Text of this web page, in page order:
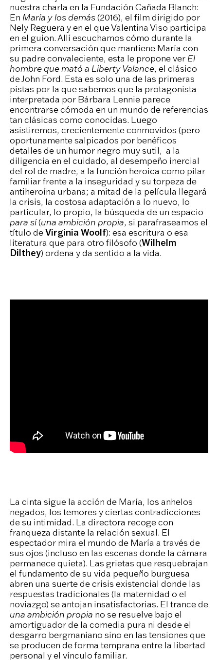
nuestra charla en la Fundación Cañada Blanch:
En María y los demás(2016), el film dirigido por
Nely Reguera y en el que Valentina Viso participa
en el guion. Allí escuchamos cómo durante la
primera conversación que mantiene María con
su padre convaleciente, esta le propone ver El
hombre que mató a Liberty Valance, el clásico
de John Ford. Esta es solo una de las primeras
pistas por la que sabemos que la protagonista
interpretada por Bárbara Lennie parece
encontrarse cómoda en un mundo de referencias
tan clásicas como conocidas. Luego
asistiremos, crecientemente conmovidos (pero
oportunamente salpicados por benéficos
detalles de un humor negro muy sutil, a la
diligencia en el cuidado, al desempeño inercial
del rol de madre, a la función heroica como pilar
familiar frente a la inseguridad y su torpeza de
antiheroína urbana; a mitad de la película llegará
la crisis, la costosa adaptación a lo nuevo, lo
particular, lo propio, la búsqueda de un espacio
para sí(una ambición propia, si parafraseamos el
título deVirginia Woolf): esa escritura o esa
literatura que para otro filósofo (Wilhelm
Dilthey) ordena y da sentido a la vida.
La cinta sigue la acción de María, los anhelos
negados, los temores y ciertas contradicciones
de su intimidad. La directora recoge con
franqueza distante la relación sexual. El
espectador mira el mundo de María a través de
sus ojos (incluso en las escenas donde la cámara
permanece quieta). Las grietas que resquebrajan
el fundamento de su vida pequeño burguesa
abren una suerte de crisis existencial donde las
respuestas tradicionales (la maternidad o el
noviazgo) se antojan insatisfactorias. El trance de
una ambición propia no se resuelve bajo el
amortiguador de la comedia pura ni desde el
desgarro bergmaniano sino en las tensiones que
se producen de forma temprana entre la libertad
personal y el vínculo familiar.